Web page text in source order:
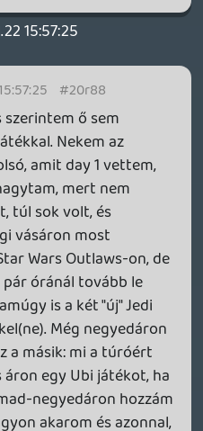
hogy
jókkal vagy
magát.
Azokkal
az utóbbi
és nem LEGO
újrakiadása.
szériája ugrik
eddigi részét
játszom újra
az
a saját
és
hatalmas
#20r7q